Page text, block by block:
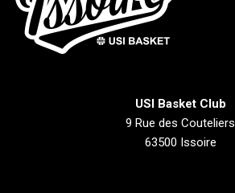
USI Basket Club
9 Rue des Couteliers
63500 Issoire